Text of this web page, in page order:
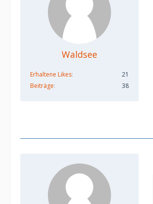
Waldsee
Erhaltene Likes
21
Beiträge
38